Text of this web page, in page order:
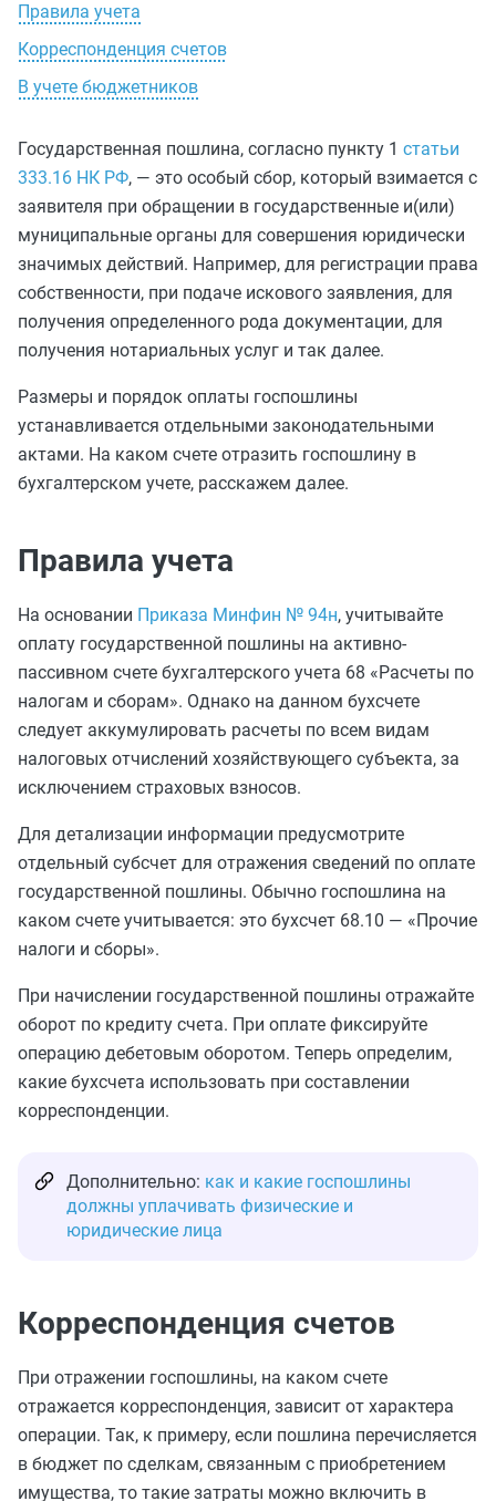
Правила учета
Корреспонденция счетов
В учете бюджетников
Государственная пошлина, согласно пункту 1 статьи
333.16 НК РФ, — это особый сбор, который взимается с
заявителя при обращении в государственные и(или)
муниципальные органы для совершения юридически
значимых действий. Например, для регистрации права
собственности, при подаче искового заявления, для
получения определенного рода документации, для
получения нотариальных услуг и так далее.
Размеры и порядок оплаты госпошлины
устанавливается отдельными законодательными
актами. На каком счете отразить госпошлину в
бухгалтерском учете, расскажем далее.
Правила учета
На основании Приказа Минфин № 94н, учитывайте
оплату государственной пошлины на активно-
пассивном счете бухгалтерского учета 68 «Расчеты по
налогам и сборам». Однако на данном бухсчете
следует аккумулировать расчеты по всем видам
налоговых отчислений хозяйствующего субъекта, за
исключением страховых взносов.
Для детализации информации предусмотрите
отдельный субсчет для отражения сведений по оплате
государственной пошлины. Обычно госпошлина на
каком счете учитывается: это бухсчет 68.10 — «Прочие
налоги и сборы».
При начислении государственной пошлины отражайте
оборот по кредиту счета. При оплате фиксируйте
операцию дебетовым оборотом. Теперь определим,
какие бухсчета использовать при составлении
корреспонденции.
Дополнительно: как и какие госпошлины
должны уплачивать физические и
юридические лица
Корреспонденция счетов
При отражении госпошлины, на каком счете
отражается корреспонденция, зависит от характера
операции. Так, к примеру, если пошлина перечисляется
в бюджет по сделкам, связанным с приобретением
имущества, то такие затраты можно включить в